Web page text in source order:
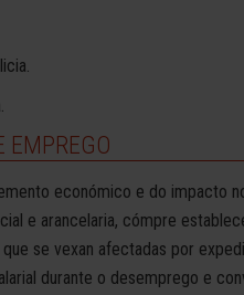
EMPREGO
económico e do impacto
e arancelaria, cómpre
se vexan afectadas por
durante o desemprego e